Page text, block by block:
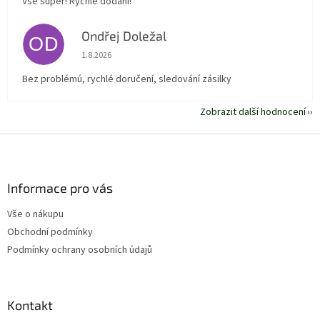
OD Ondřej Doležal
Hodnocení obchodu je 5 z 5 hvězdiček.
1.8.2026
Bez problémú, rychlé doručení, sledování zásilky
Zobrazit další hodnocení
Informace pro vás
Vše o nákupu
Obchodní podmínky
Podmínky ochrany osobních údajů
Kontakt